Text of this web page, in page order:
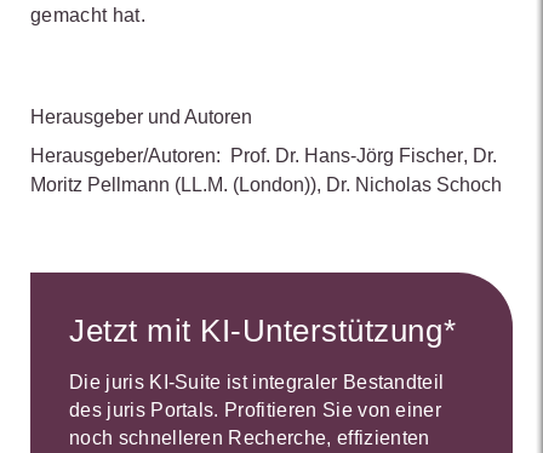
gemacht hat.
Herausgeber und Autoren
Herausgeber/Autoren:
Prof. Dr. Hans-Jörg Fischer, Dr.
Moritz Pellmann (LL.M. (London)), Dr. Nicholas Schoch
Jetzt mit KI-Unterstützung*
Die juris KI-Suite ist integraler Bestandteil
des juris Portals. Profitieren Sie von einer
noch schnelleren Recherche, effizienten